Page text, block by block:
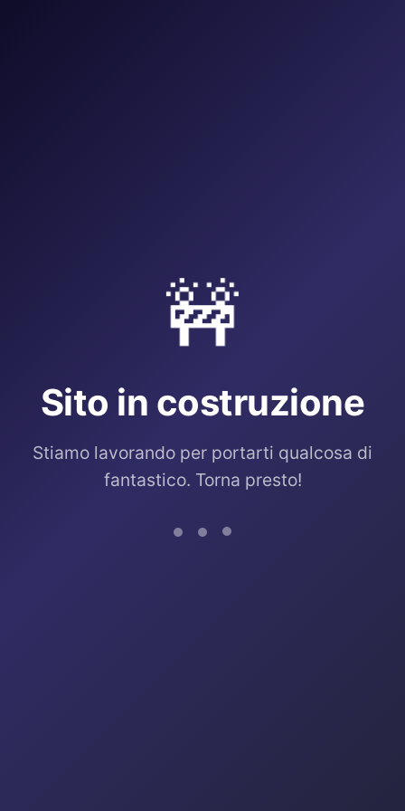
🚧
Sito in costruzione
Stiamo lavorando per portarti qualcosa di
fantastico. Torna presto!